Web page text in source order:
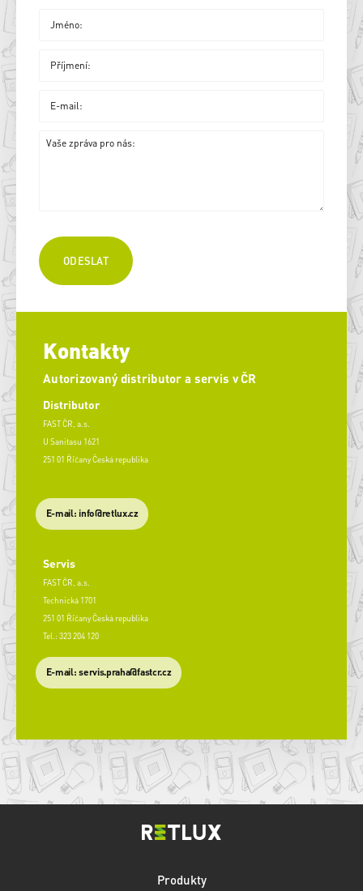
Kontakty
Autorizovaný distributor a servis v ČR
Distributor
FAST ČR, a.s.
U Sanitasu 1621
251 01 Říčany Česká republika
E-mail: info@retlux.cz
Servis
FAST ČR, a.s.
Technická 1701
251 01 Říčany Česká republika
Tel.: 323 204 120
​E-mail: servis.praha@fastcr.cz
Produkty